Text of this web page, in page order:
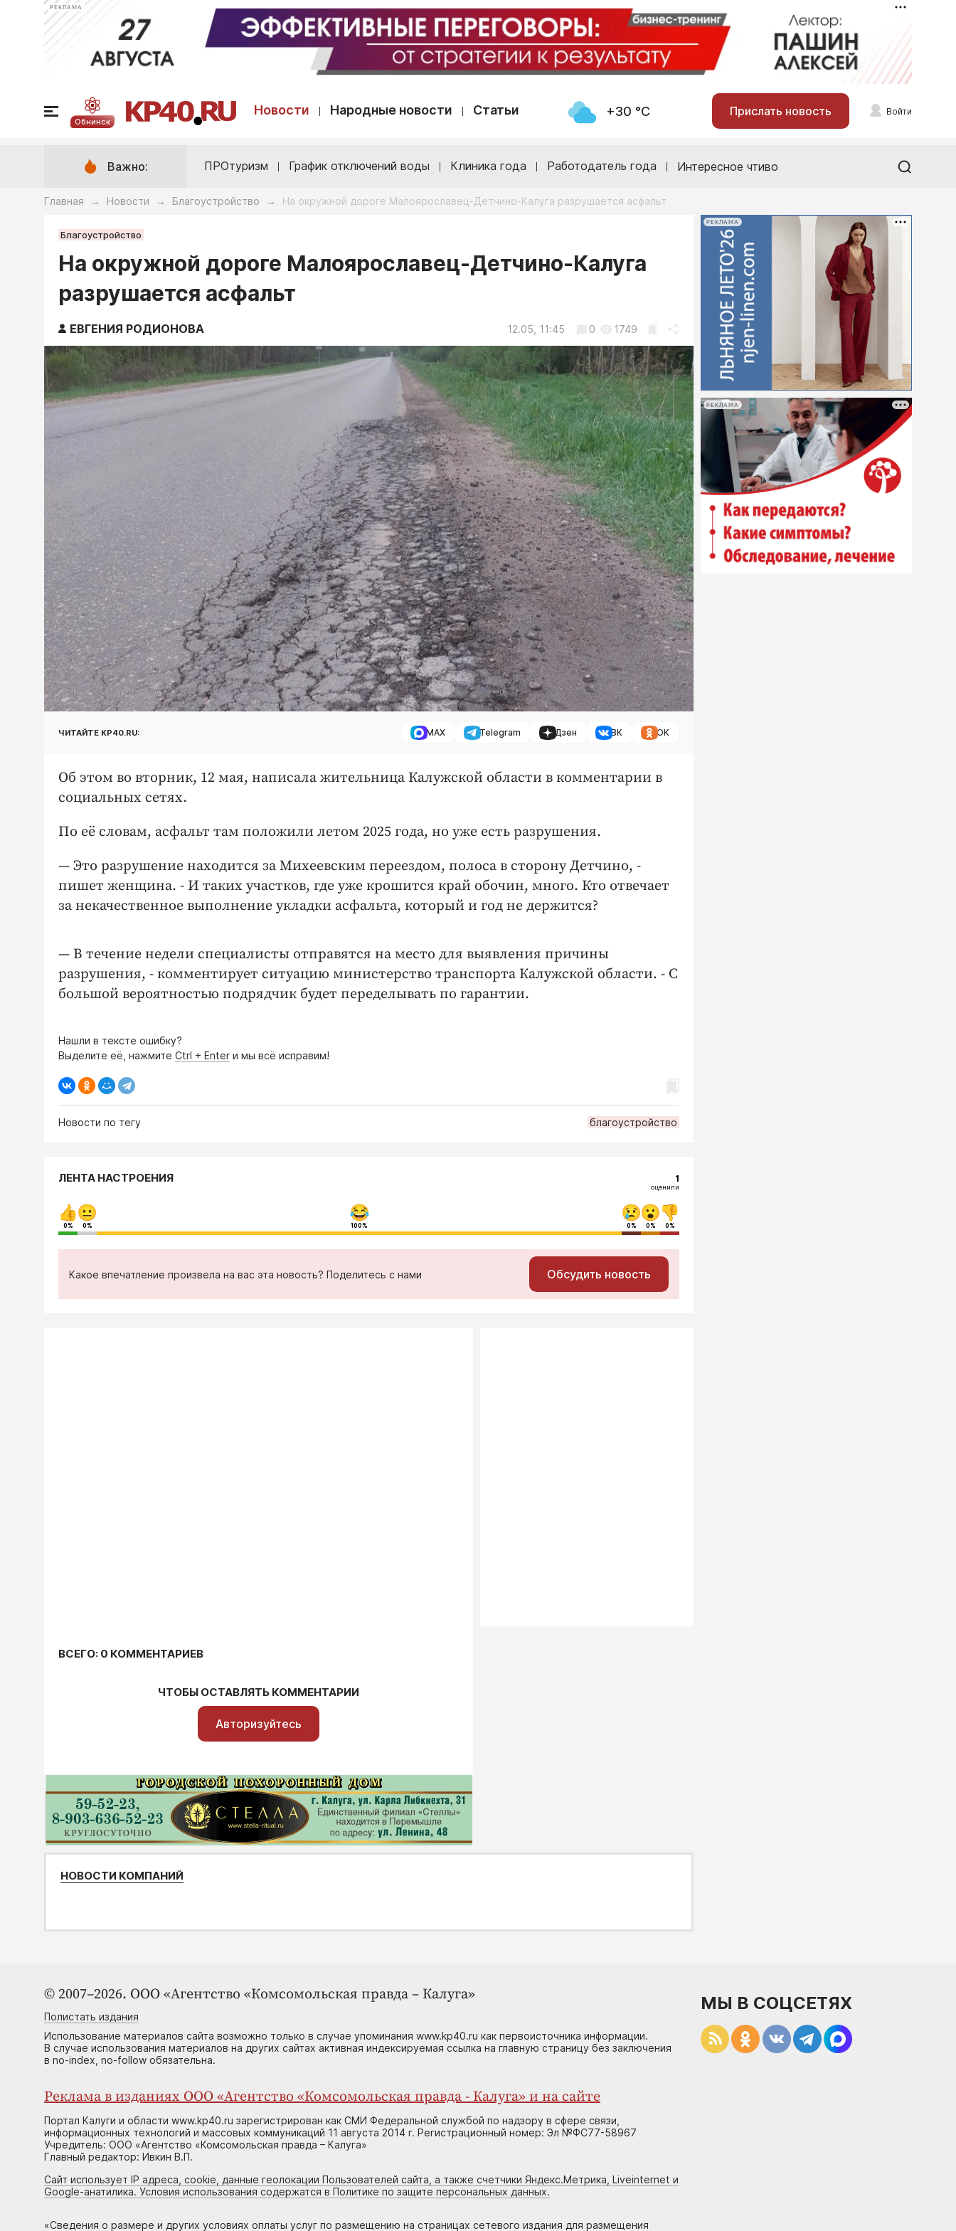
РЕКЛАМА
Обнинск
Новости Народные новости Статьи +30 °С Прислать новость Войти
Важно: ПРОтуризм График отключений воды Клиника года Работодатель года Интересное чтиво
Главная → Новости → Благоустройство → На окружной дороге Малоярославец-Детчино-Калуга разрушается асфальт
Благоустройство
На окружной дороге Малоярославец-Детчино-Калуга
разрушается асфальт
ЕВГЕНИЯ РОДИОНОВА 12.05, 11:45 0 1749
ЧИТАЙТЕ KP40.RU: MAX Telegram Дзен ВК ОК
Об этом во вторник, 12 мая, написала жительница Калужской области в комментарии в
социальных сетях.
По её словам, асфальт там положили летом 2025 года, но уже есть разрушения.
— Это разрушение находится за Михеевским переездом, полоса в сторону Детчино, -
пишет женщина. - И таких участков, где уже крошится край обочин, много. Кто отвечает
за некачественное выполнение укладки асфальта, который и год не держится?
— В течение недели специалисты отправятся на место для выявления причины
разрушения, - комментирует ситуацию министерство транспорта Калужской области. - С
большой вероятностью подрядчик будет переделывать по гарантии.
Нашли в тексте ошибку?
Выделите её, нажмите Ctrl + Enter и мы всё исправим!
Новости по тегу благоустройство
РЕКЛАМА
РЕКЛАМА
ЛЕНТА НАСТРОЕНИЯ 1
оценили
0% 0% 100% 0% 0% 0%
Какое впечатление произвела на вас эта новость? Поделитесь с нами Обсудить новость
ВСЕГО: 0 КОММЕНТАРИЕВ
ЧТОБЫ ОСТАВЛЯТЬ КОММЕНТАРИИ
Авторизуйтесь
НОВОСТИ КОМПАНИЙ
© 2007–2026. ООО «Агентство «Комсомольская правда – Калуга»
Полистать издания
Использование материалов сайта возможно только в случае упоминания www.kp40.ru как первоисточника информации.
В случае использования материалов на других сайтах активная индексируемая ссылка на главную страницу без заключения
в no-index, no-follow обязательна.
Реклама в изданиях ООО «Агентство «Комсомольская правда - Калуга» и на сайте
Портал Калуги и области www.kp40.ru зарегистрирован как СМИ Федеральной службой по надзору в сфере связи,
информационных технологий и массовых коммуникаций 11 августа 2014 г. Регистрационный номер: Эл №ФС77-58967
Учредитель: ООО «Агентство «Комсомольская правда – Калуга»
Главный редактор: Ивкин В.П.
Сайт использует IP адреса, cookie, данные геолокации Пользователей сайта, а также счетчики Яндекс.Метрика, Liveinternet и
Google-анатилика. Условия использования содержатся в Политике по защите персональных данных.
«Сведения о размере и других условиях оплаты услуг по размещению на страницах сетевого издания для размещения
МЫ В СОЦСЕТЯХ